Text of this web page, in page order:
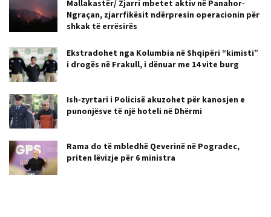
Mallakastër/ Zjarri mbetet aktiv në Panahor-
Ngraçan, zjarrfikësit ndërpresin operacionin për
shkak të errësirës
Ekstradohet nga Kolumbia në Shqipëri “kimisti”
i drogës në Frakull, i dënuar me 14 vite burg
Ish-zyrtari i Policisë akuzohet për kanosjen e
punonjësve të një hoteli në Dhërmi
Rama do të mbledhë Qeverinë në Pogradec,
priten lëvizje për 6 ministra